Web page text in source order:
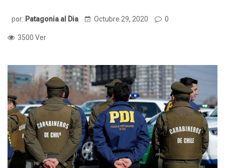
por: Patagonia al Dia Octubre 29, 2020 0
3500 Ver